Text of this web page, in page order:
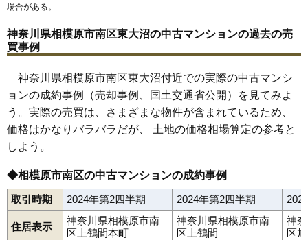
場合がある。
神奈川県相模原市南区東大沼の中古マンションの過去の売
買事例
神奈川県相模原市南区東大沼付近での実際の中古マンシ
ョンの成約事例（売却事例、国土交通省公開）を見てみよ
う。実際の売買は、さまざまな物件が含まれているため、
価格はかなりバラバラだが、 土地の価格相場算定の参考と
しよう。
◆相模原市南区の中古マンションの成約事例
取引時期 2024年第2四半期 2024年第2四半期
住居表示
神奈川県相模原市南
区上鶴間本町
神奈川県相模原市南
区上鶴間
神
区